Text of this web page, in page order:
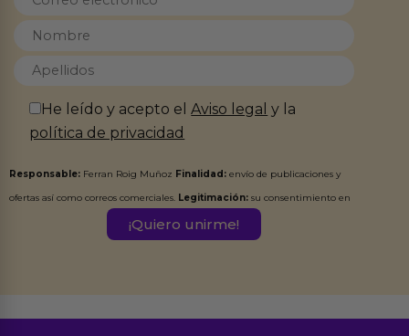
He leído y acepto elAviso legal y la
política de privacidad
Responsable: Ferran Roig Muñoz Finalidad: envío de publicaciones y
ofertas así como correos comerciales. Legitimación: su consentimiento en
Destinatarios:Ferran Roig Muñoz. Podrás ejercer tus